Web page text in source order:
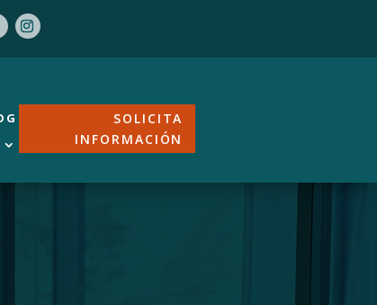
SOLICITA
INFORMACIÓN